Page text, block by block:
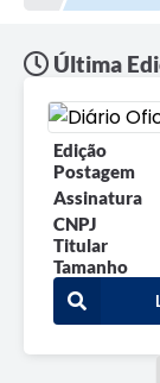
Última
Edição
Postagem
Assinatura
CNPJ
Titular
Tamanho